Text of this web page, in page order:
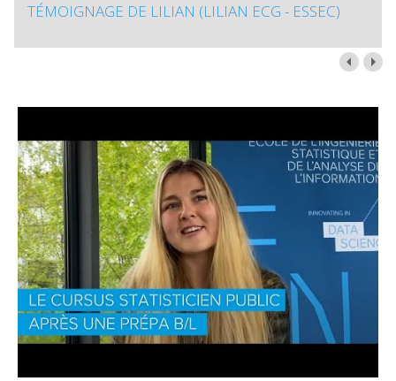
TÉMOIGNAGE DE LILIAN (LILIAN ECG - ESSEC)